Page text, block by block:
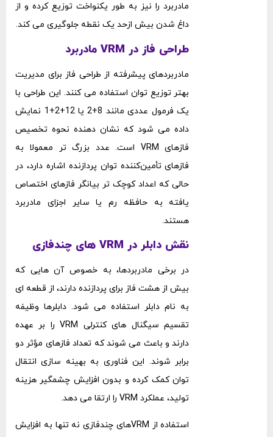
مادربرد را نیز به ‌طور یکنواخت توزیع کرده و از
داغ شدن بیش ‌ازحد یک نقطه جلوگیری می ‌کند.
طراحی فاز در VRM مادربرد
مادربردهای پیشرفته از طراحی فاز برای مدیریت
بهتر توزیع توان استفاده می‌ کنند. این طراحی با
یک فرمول عددی مانند 8+2 یا 12+2+1 نمایش
داده می ‌شود که نشان ‌دهنده نحوه تخصیص
فازهای VRM است. عدد بزرگ ‌تر معمولا به
فازهای تأمین‌کننده توان پردازنده اشاره دارد، در
حالی که اعداد کوچک ‌تر بیانگر فازهای اختصاص
‌یافته به حافظه رم یا سایر اجزای مادربرد
هستند.
نقش دابلر در VRM های چندفازی
در برخی مادربردها، به ‌خصوص آن‌ هایی که
بیش از هشت فاز برای پردازنده دارند، از قطعه ‌ای
به نام دابلر استفاده می‌ شود. دابلرها وظیفه
تقسیم سیگنال‌ های کنترلی VRM را بر عهده
دارند و باعث می ‌شوند که تعداد فازهای مؤثر دو
برابر شوند. این فناوری به بهینه ‌سازی انتقال
توان کمک کرده و بدون افزایش چشمگیر هزینه
تولید، عملکرد VRM را ارتقا می ‌دهد.
استفاده از VRMهای چندفازی نه‌ تنها به افزایش